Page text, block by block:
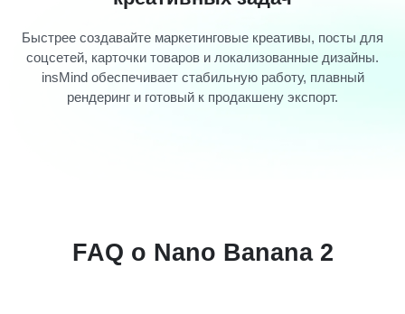
Быстрее создавайте маркетинговые креативы, посты для
соцсетей, карточки товаров и локализованные дизайны.
insMind обеспечивает стабильную работу, плавный
рендеринг и готовый к продакшену экспорт.
FAQ о Nano Banana 2